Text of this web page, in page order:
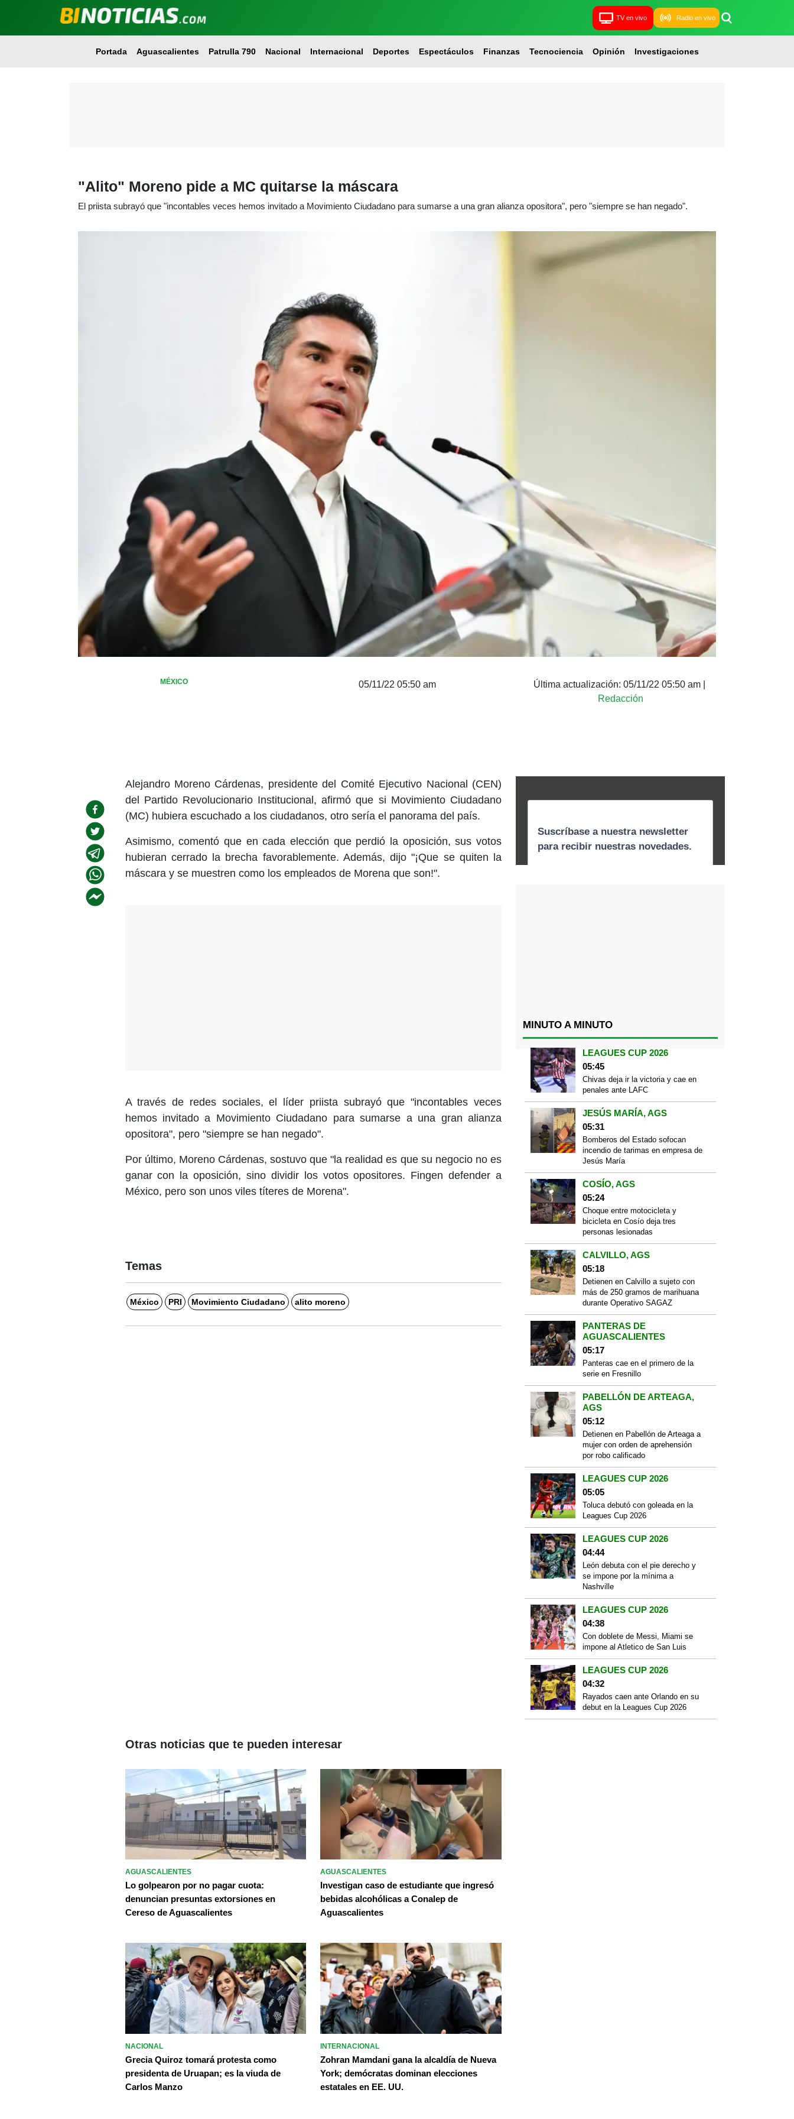
TV en vivo Radio en vivo
Portada Aguascalientes Patrulla 790 Nacional Internacional Deportes Espectáculos Finanzas Tecnociencia Opinión Investigaciones
"Alito" Moreno pide a MC quitarse la máscara
El priista subrayó que "incontables veces hemos invitado a Movimiento Ciudadano para sumarse a una gran alianza opositora", pero "siempre se han negado".
MÉXICO 05/11/22 05:50 am Última actualización: 05/11/22 05:50 am|
Redacción
Alejandro Moreno Cárdenas, presidente del Comité Ejecutivo Nacional (CEN)
del Partido Revolucionario Institucional, afirmó que si Movimiento Ciudadano
(MC) hubiera escuchado a los ciudadanos, otro sería el panorama del país.
Asimismo, comentó que en cada elección que perdió la oposición, sus votos
hubieran cerrado la brecha favorablemente. Además, dijo "¡Que se quiten la
máscara y se muestren como los empleados de Morena que son!".
A través de redes sociales, el líder priista subrayó que "incontables veces
hemos invitado a Movimiento Ciudadano para sumarse a una gran alianza
opositora", pero "siempre se han negado".
Por último, Moreno Cárdenas, sostuvo que "la realidad es que su negocio no es
ganar con la oposición, sino dividir los votos opositores. Fingen defender a
México, pero son unos viles títeres de Morena".
Temas
México PRI Movimiento Ciudadano alito moreno
MINUTO A MINUTO
LEAGUES CUP 2026
05:45
Chivas deja ir la victoria y cae en
penales ante LAFC
JESÚS MARÍA, AGS
05:31
Bomberos del Estado sofocan
incendio de tarimas en empresa de
Jesús María
COSÍO, AGS
05:24
Choque entre motocicleta y
bicicleta en Cosío deja tres
personas lesionadas
CALVILLO, AGS
05:18
Detienen en Calvillo a sujeto con
más de 250 gramos de marihuana
durante Operativo SAGAZ
PANTERAS DE
AGUASCALIENTES
05:17
Panteras cae en el primero de la
serie en Fresnillo
PABELLÓN DE ARTEAGA,
AGS
05:12
Detienen en Pabellón de Arteaga a
mujer con orden de aprehensión
por robo calificado
LEAGUES CUP 2026
05:05
Toluca debutó con goleada en la
Leagues Cup 2026
LEAGUES CUP 2026
04:44
León debuta con el pie derecho y
se impone por la mínima a
Nashville
LEAGUES CUP 2026
04:38
Con doblete de Messi, Miami se
impone al Atletico de San Luis
LEAGUES CUP 2026
04:32
Rayados caen ante Orlando en su
debut en la Leagues Cup 2026
Otras noticias que te pueden interesar
AGUASCALIENTES
Lo golpearon por no pagar cuota:
denuncian presuntas extorsiones en
Cereso de Aguascalientes
AGUASCALIENTES
Investigan caso de estudiante que ingresó
bebidas alcohólicas a Conalep de
Aguascalientes
NACIONAL
Grecia Quiroz tomará protesta como
presidenta de Uruapan; es la viuda de
Carlos Manzo
INTERNACIONAL
Zohran Mamdani gana la alcaldía de Nueva
York; demócratas dominan elecciones
estatales en EE. UU.